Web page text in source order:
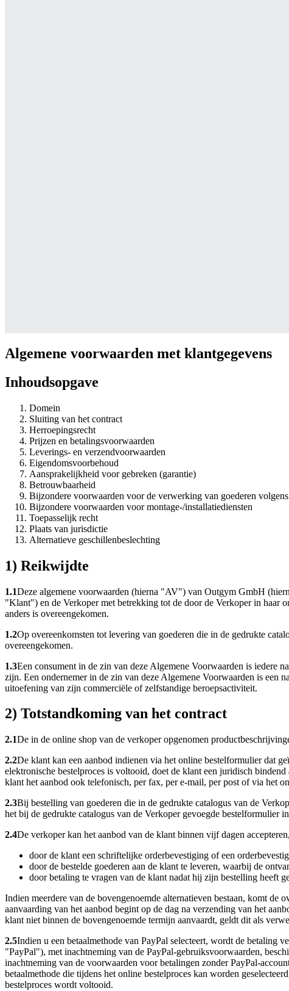
Algemene voorwaarden met klantgegevens
Inhoudsopgave
Domein
Sluiting van het contract
Herroepingsrecht
Prijzen en betalingsvoorwaarden
Leverings- en verzendvoorwaarden
Eigendomsvoorbehoud
Aansprakelijkheid voor gebreken (garantie)
Betrouwbaarheid
Bijzondere voorwaarden voor de verwerking van goederen
Bijzondere voorwaarden voor montage-/installatiediensten
Toepasselijk recht
Plaats van jurisdictie
Alternatieve geschillenbeslechting
1) Reikwijdte
1.1Deze algemene voorwaarden (hierna "AV") van Outgym GmbH
"Klant") en de Verkoper met betrekking tot de door de Verkoper in haar
anders is overeengekomen.
1.2Op overeenkomsten tot levering van goederen die in de gedrukte
overeengekomen.
1.3Een consument in de zin van deze Algemene Voorwaarden is iedere
zijn. Een ondernemer in de zin van deze Algemene Voorwaarden is een
uitoefening van zijn commerciële of zelfstandige beroepsactiviteit.
2) Totstandkoming van het contract
2.1De in de online shop van de verkoper opgenomen
2.2De klant kan een aanbod indienen via het online bestelformulier dat
elektronische bestelproces is voltooid, doet de klant een juridisch
klant het aanbod ook telefonisch, per fax, per e-mail, per post of via het
2.3Bij bestelling van goederen die in de gedrukte catalogus van de
het bij de gedrukte catalogus van de Verkoper gevoegde bestelformulier
2.4De verkoper kan het aanbod van de klant binnen vijf dagen accepteren,
door de klant een schriftelijke orderbevestiging of een
door de bestelde goederen aan de klant te leveren, waarbij de
door betaling te vragen van de klant nadat hij zijn bestelling heeft
Indien meerdere van de bovengenoemde alternatieven bestaan, komt de
aanvaarding van het aanbod begint op de dag na verzending van het
klant niet binnen de bovengenoemde termijn aanvaardt, geldt dit als
2.5Indien u een betaalmethode van PayPal selecteert, wordt de
"PayPal"), met inachtneming van de PayPal-gebruiksvoorwaarden,
inachtneming van de voorwaarden voor betalingen zonder PayPal-
betaalmethode die tijdens het online bestelproces kan worden
bestelproces wordt voltooid.